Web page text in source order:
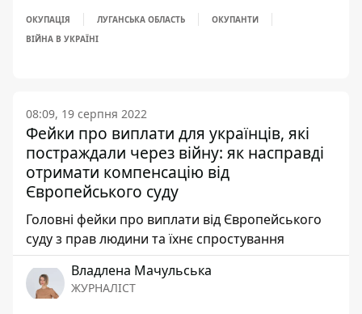
ОКУПАЦІЯ ЛУГАНСЬКА ОБЛАСТЬ
ОКУПАНТИ
ВІЙНА В УКРАЇНІ
08:09, 19 серпня 2022
Фейки про виплати для українців, які
постраждали через війну: як насправді
отримати компенсацію від
Європейського суду
Головні фейки про виплати від Європейського
суду з прав людини та їхнє спростування
Владлена Мачульська
ЖУРНАЛІСТ